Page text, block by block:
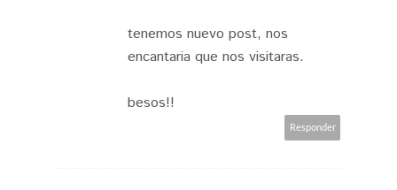
tenemos nuevo post, nos
encantaria que nos visitaras.
besos!!
Responder